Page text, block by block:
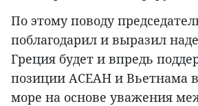
По этому поводу
поблагодарил и выразил
Греция будет и впредь
позиции АСЕАН и Вьетнама
море на основе уважения